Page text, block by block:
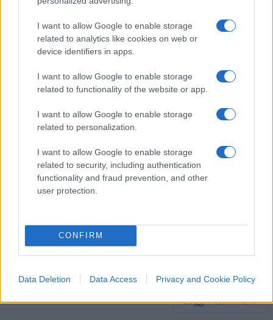
I want to allow Google to enable storage
related to analytics like cookies on web or
device identifiers in apps.
I want to allow Google to enable storage
related to functionality of the website or app.
I want to allow Google to enable storage
related to personalization.
I want to allow Google to enable storage
related to security, including authentication
functionality and fraud prevention, and other
user protection.
CONFIRM
Data Deletion Data Access Privacy and Cookie Policy
un rapporto organico con il nostro
ambientee di diventare un po’ tutti ‘ecosessuali’,
coloro che promuovono il sesso nella natura e
con gli elementi della natura: ‘Abbracciamo gli
alberi senza vergogna, godiamo delle cascate,
facciamo l’amore con la terra, celebriamo il nostro
Quindi ecosessualismo, eiaculazioni con le
cascate, sesso con la terra, “poli/polline amorosi”.
Letto così, è proprio un Manifesto del cazzo.
#ECOLOGIA #SESSO
54
Leggi i commenti